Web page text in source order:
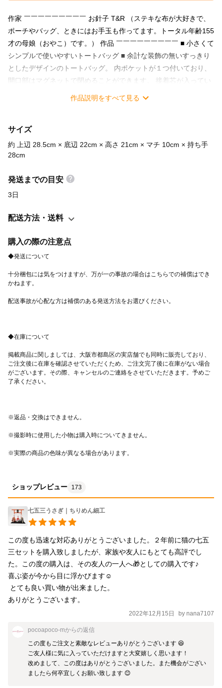
作家 ￣￣￣￣￣￣￣￣￣ お針子 T&R （ステキな布が大好きで、
ポーチやバッグ、ときにはお手玉も作ってます。トータル年齢155
才の母娘（おやこ）です。） 作品 ￣￣￣￣￣￣￣￣￣ ■ 小さくて
シンプルで使いやすいトートバッグ ■ 余計な装飾の無いすっきり
としたデザインのトートバッグ。 内ポケットが１つ付いており、
開口部はマグネットで閉めることができます。 接着芯が入ってい
るので型崩れがしにくくなっております。 マチもしっかりとして
スメです。 ★内ポケット１つ ★開口部はマグネットで開閉 ★接
着芯が入っているので型崩れがしにくい ★マチがあり、自立させ
られる ★普段使い～お買い物バッグやママバッグまで◎ サイズ
マチ 10cm × 持ち手 28cm ※一番大きい部分で計測しています。
作品説明をすべて見る
サイズ
約 上辺 28.5cm × 底辺 22cm × 高さ 21cm × マチ 10cm × 持ち手
28cm
発送までの目安
3日
配送方法・送料
購入の際の注意点
十分梱包には気をつけますが、万が一の事故の場合はこちらでの補償はでき
掲載商品に関しましては、大阪市都島区の実店舗でも同時に販売しており、
ご注文後に在庫を確認させていただくため、ご注文完了後に在庫がない場合
がございます。その際、キャンセルのご連絡をさせていただきます。予めご
※実際の商品の色味が異なる場合があります。
ショップレビュー 173
七五三うさぎ｜ちりめん細工
この度も迅速な対応ありがとうございました。２年前に猫の七五
三セットを購入致しましたが、家族や友人にもとても高評でし
た。この度の購入は、その友人の一人へ🎁としての購入です♪
喜ぶ姿が今から目に浮かびます☺️
ありがとうございます。
2022年12月15日 by nana7107
pocoapoco-mからの返信
この度もご注文と素敵なレビューありがとうございます 😆
ご友人様に気に入っていただけますと大変嬉しく思います！
改めまして、この度はありがとうございました。また機会がござい
ましたら何卒宜しくお願い致します 😊